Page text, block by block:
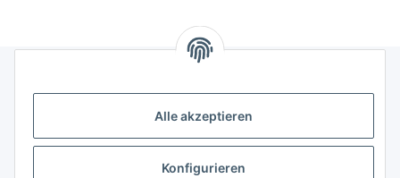
Alle akzeptieren
Konfigurieren